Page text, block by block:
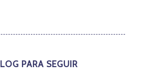
PARA SEGUIR